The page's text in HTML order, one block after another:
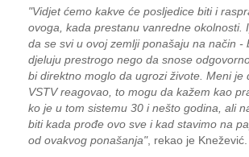
"Vidjet ćemo kakve će posljedice biti i
ovoga, kada prestanu vanredne okolnosti.
da se svi u ovoj zemlji ponašaju na način -
djeluju prestrogo nego da snose
bi direktno moglo da ugrozi živote. Meni je
VSTV reagovao, to mogu da kažem kao
ko je u tom sistemu 30 i nešto godina, ali
biti kada prođe ovo sve i kad stavimo na
od ovakvog ponašanja", rekao je Knežević.